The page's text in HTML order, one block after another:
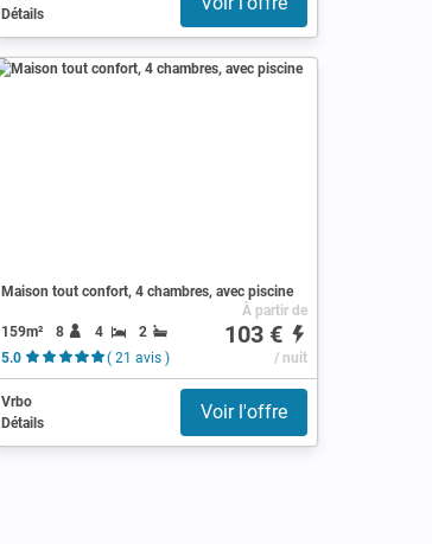
Détails
Maison tout confort, 4 chambres, avec piscine
159m² 8 4
2
5.0
( 21 avis )
À partir de
103 €
/ nuit
Vrbo
Détails
Voir l'offre